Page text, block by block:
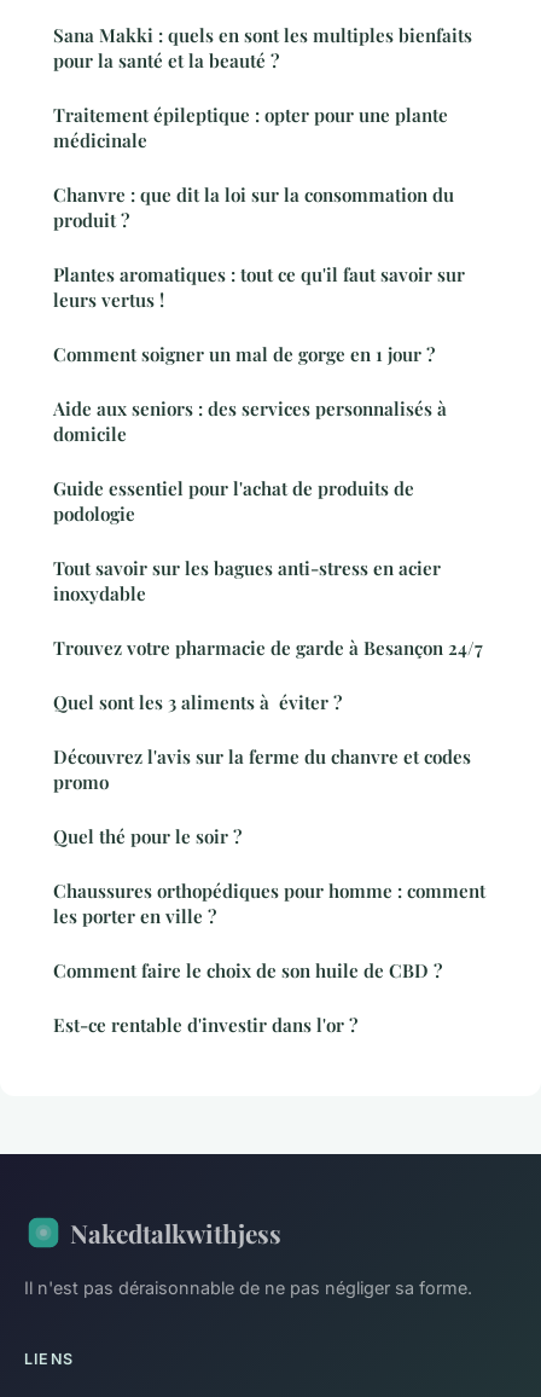
Sana Makki : quels en sont les multiples bienfaits
pour la santé et la beauté ?
Traitement épileptique : opter pour une plante
médicinale
Chanvre : que dit la loi sur la consommation du
produit ?
Plantes aromatiques : tout ce qu'il faut savoir sur
leurs vertus !
Comment soigner un mal de gorge en 1 jour ?
Aide aux seniors : des services personnalisés à
domicile
Guide essentiel pour l'achat de produits de
podologie
Tout savoir sur les bagues anti-stress en acier
inoxydable
Trouvez votre pharmacie de garde à Besançon 24/7
Quel sont les 3 aliments à éviter ?
Découvrez l'avis sur la ferme du chanvre et codes
promo
Quel thé pour le soir ?
Chaussures orthopédiques pour homme : comment
les porter en ville ?
Comment faire le choix de son huile de CBD ?
Est-ce rentable d'investir dans l'or ?
Nakedtalkwithjess
Il n'est pas déraisonnable de ne pas négliger sa forme.
LIENS